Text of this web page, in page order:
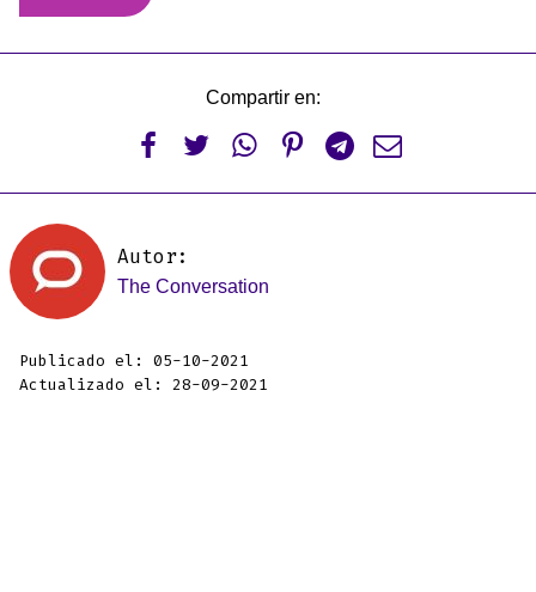
Compartir en:
     
Autor:
The Conversation
Publicado el: 05-10-2021
Actualizado el: 28-09-2021